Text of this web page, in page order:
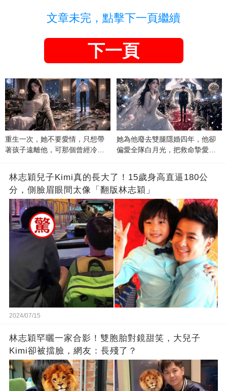
文章未完，點擊下一頁繼續
下一頁
重生一次，她不要愛情，只想帶
著孩子遠離他，可那個曾經冷漠
她為他廢去雙腿隱婚四年，他卻
偏愛全隊白月光，把救命摯愛當
林志穎兒子Kimi真的長大了！15歲身高直逼180公
分，側臉眉眼間太像「翻版林志穎」
2024/07/15
林志穎罕曬一家合影！雙胞胎對鏡甜笑，大兒子
Kimi卻被擋臉，網友：長殘了？